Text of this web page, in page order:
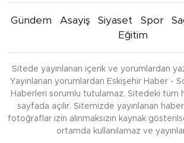
Gündem Asayiş Siyaset Spor
Eğitim
Sitede yayınlanan içerik ve yorumlardan
Yayınlanan yorumlardan Eskişehir Haber -
Haberleri sorumlu tutulamaz. Sitedeki tüm
sayfada açılır. Sitemizde yayınlanan
fotoğraflar izin alınmaksızın kaynak
ortamda kullanılamaz ve